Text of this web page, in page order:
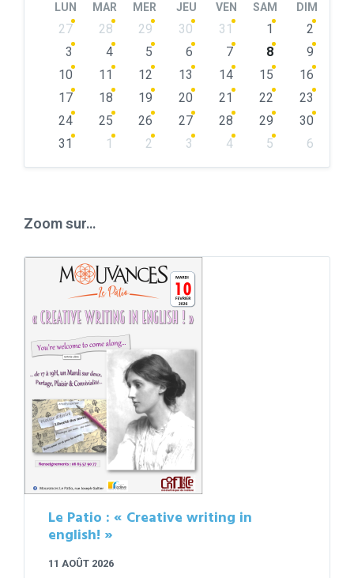
LUN MAR MER JEU VEN SAM DIM
Skip
calendar
27 28 29 30 31 1
2
3
4 5 6 7 8
9
10
11 12 13 14 15
16
17
18 19 20 21 22
23
24
25 26 27 28 29
30
31
1 2 3 4 5
6
Zoom sur…
Le Patio : « Creative writing in
english! »
11 AOÛT 2026